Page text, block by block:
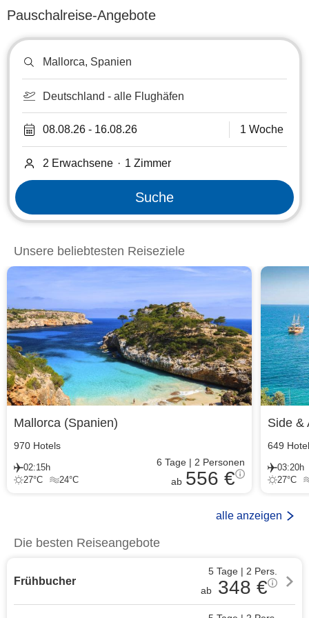
Pauschalreise-Angebote
oder
Deutschland - alle Flughäfen
08.08.26 - 16.08.26 1 Woche
2 Erwachsene · 1 Zimmer
Suche
Unsere beliebtesten Reiseziele
Mallorca (Spanien)
970 Hotels
02:15h
27°C 24°C
6 Tage| 2 Personen
ab 556 €
Side &
649
03:20h
27°C
alle anzeigen
Die besten Reiseangebote
Frühbucher
5 Tage | 2 Pers.
ab
348 €